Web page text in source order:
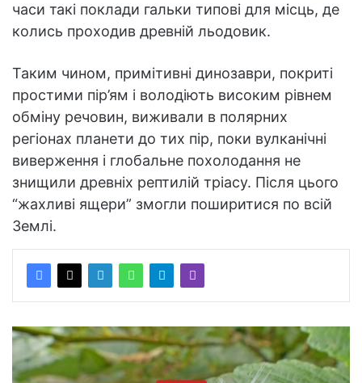
часи такі поклади гальки типові для місць, де
колись проходив древній льодовик.
Таким чином, примітивні динозаври, покриті
простими пір’ям і володіють високим рівнем
обміну речовин, виживали в полярних
регіонах планети до тих пір, поки вулканічні
виверження і глобальне похолодання не
знищили древніх рептилій тріасу. Після цього
“жахливі ящери” змогли поширитися по всій
Землі.